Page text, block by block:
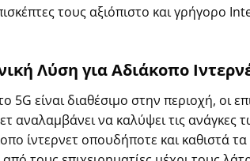
τους αξιόπιστο και γρήγορο
Λύση για Αδιάκοπο
5G είναι διαθέσιμο στην περιοχή, οι
αναλαμβάνει να καλύψει τις ανάγκες
ίντερνετ οπουδήποτε και καθιστά